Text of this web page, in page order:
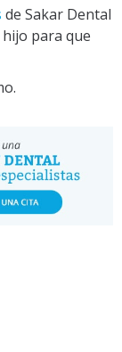
de Sakar Dental
para que